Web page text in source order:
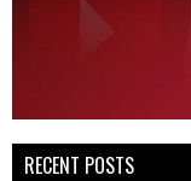
RECENT POSTS